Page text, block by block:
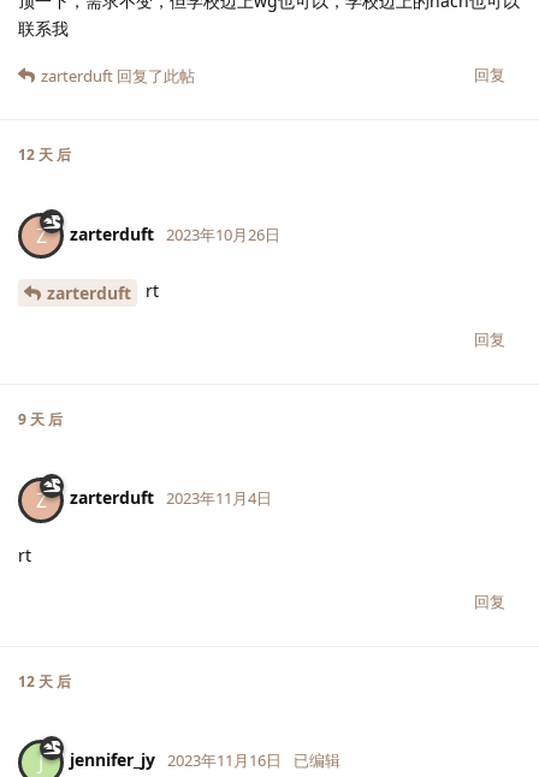
联系我
回复
zarterduft 回复了此帖
12 天 后
Z zarterduft 2023年10月26日
zarterduft rt
回复
9 天 后
Z zarterduft 2023年11月4日
rt
回复
12 天 后
J jennifer_jy 2023年11月16日 已编辑